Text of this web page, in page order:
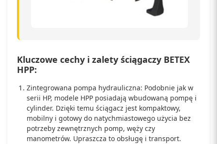
Kluczowe cechy i zalety ściągaczy BETEX
HPP:
Zintegrowana pompa hydrauliczna: Podobnie jak w
serii HP, modele HPP posiadają wbudowaną pompę i
cylinder. Dzięki temu ściągacz jest kompaktowy,
mobilny i gotowy do natychmiastowego użycia bez
potrzeby zewnętrznych pomp, węży czy
manometrów. Upraszcza to obsługę i transport.